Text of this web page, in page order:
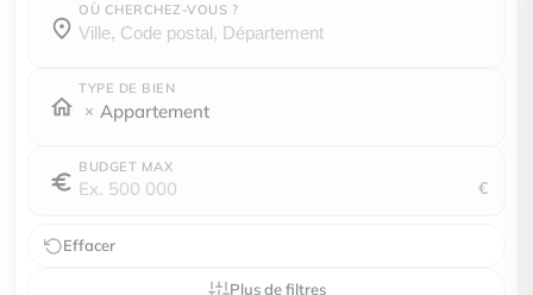
OÙ CHERCHEZ-VOUS ?
Où cherchez-vous ?
Où cherchez-vous ?
TYPE DE BIEN
Appartement
BUDGET MAX
€
Effacer
Plus de filtres